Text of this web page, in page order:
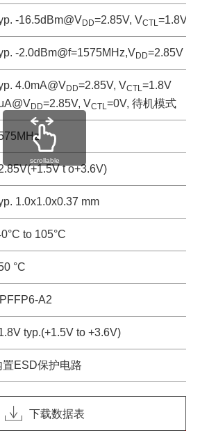
-16.5dBm@VDD=2.85V, VCTL
-2.0dBm@f=1575MHz,VDD=2.85V
4.0mA@VDD=2.85V, VCTL=1.8V
DD=2.85V, VCTL=0V, 待机模式
t o+3.6V)
1.0x1.0x0.37 mm
to 105°C
°C
A2
typ.(+1.5V to +3.6V)
置ESD保护电路
scrollable
下载数据表